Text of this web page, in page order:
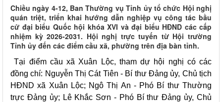
Chiều ngày 4-12, Ban Thường vụ Tỉnh ủy tổ chức Hội nghị
quán triệt, triển khai hướng dẫn nghiệp vụ công tác bầu
cử đại biểu Quốc hội khóa XVI và đại biểu HĐND các cấp
nhiệm kỳ 2026-2031. Hội nghị trực tuyến từ Hội trường
Tỉnh ủy đến các điểm cầu xã, phường trên địa bàn tỉnh.
Tại điểm cầu xã Xuân Lộc, tham dự hội nghị có các
đồng chí: Nguyễn Thị Cát Tiên - Bí thư Đảng ủy, Chủ tịch
HĐND xã Xuân Lộc; Ngô Thị An - Phó Bí thư Thường
trực Đảng ủy; Lê Khắc Sơn - Phó Bí thư Đảng ủy, Chủ